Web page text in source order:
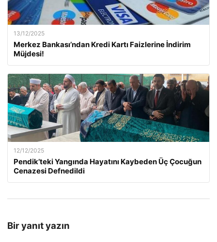
13/12/2025
Merkez Bankası’ndan Kredi Kartı Faizlerine İndirim
Müjdesi!
12/12/2025
Pendik’teki Yangında Hayatını Kaybeden Üç Çocuğun
Cenazesi Defnedildi
Bir yanıt yazın